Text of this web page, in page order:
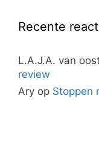
Recente
L.A.J.A. van
review
Ary op Stoppen